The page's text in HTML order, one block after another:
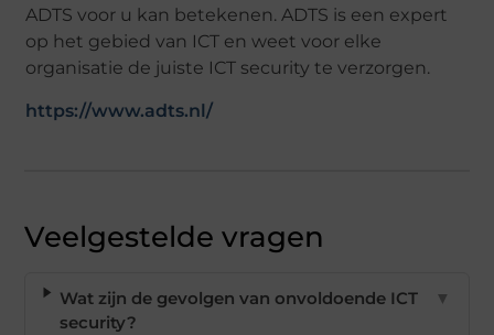
ADTS voor u kan betekenen. ADTS is een expert
op het gebied van ICT en weet voor elke
organisatie de juiste ICT security te verzorgen.
https://www.adts.nl/
Veelgestelde vragen
Wat zijn de gevolgen van onvoldoende ICT
security?
▼